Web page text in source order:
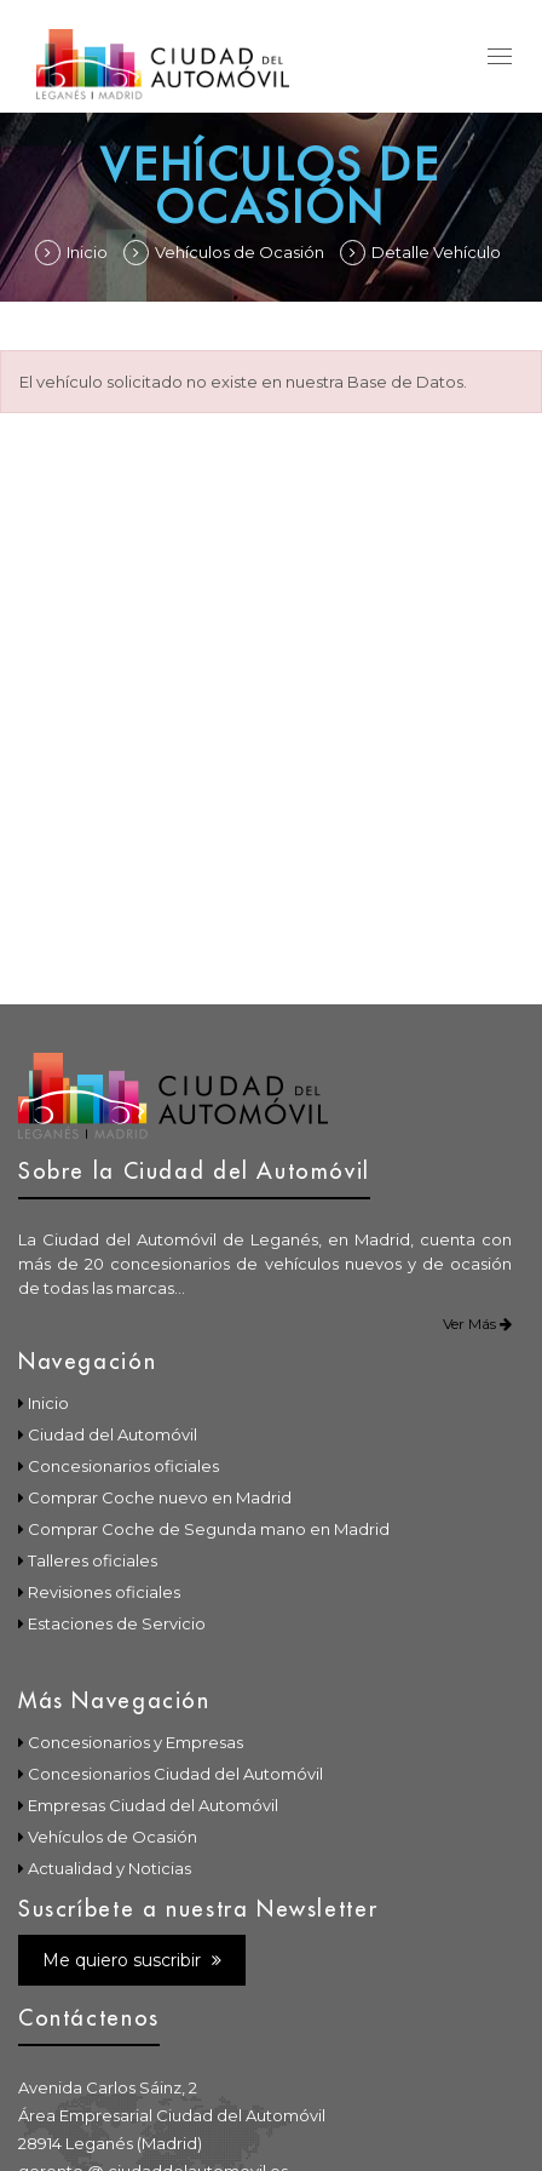
VEHÍCULOS DE
OCASIÓN
Inicio Vehículos de Ocasión Detalle Vehículo
El vehículo solicitado no existe en nuestra Base de Datos.
Sobre la Ciudad del Automóvil
La Ciudad del Automóvil de Leganés, en Madrid, cuenta con
más de 20 concesionarios de vehículos nuevos y de ocasión
de todas las marcas...
Ver Más
Navegación
Inicio
Ciudad del Automóvil
Concesionarios oficiales
Comprar Coche nuevo en Madrid
Comprar Coche de Segunda mano en Madrid
Talleres oficiales
Revisiones oficiales
Estaciones de Servicio
Más Navegación
Concesionarios y Empresas
Concesionarios Ciudad del Automóvil
Empresas Ciudad del Automóvil
Vehículos de Ocasión
Actualidad y Noticias
Suscríbete a nuestra Newsletter
Me quiero suscribir
Contáctenos
Avenida Carlos Sáinz, 2
Área Empresarial Ciudad del Automóvil
28914 Leganés (Madrid)